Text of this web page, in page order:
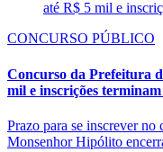
CONCURSO PÚBLICO
Concurso da Prefeitura
mil e inscrições
Prazo para se inscrever
Monsenhor Hipólito